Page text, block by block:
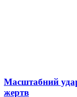
Масштабний
жертв